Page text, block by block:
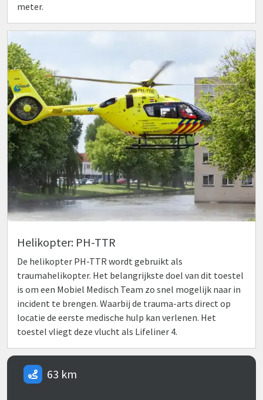
meter.
Helikopter: PH-TTR
De helikopter PH-TTR wordt gebruikt als
traumahelikopter. Het belangrijkste doel van dit toestel
is om een Mobiel Medisch Team zo snel mogelijk naar in
incident te brengen. Waarbij de trauma-arts direct op
locatie de eerste medische hulp kan verlenen. Het
toestel vliegt deze vlucht als Lifeliner 4.
63 km